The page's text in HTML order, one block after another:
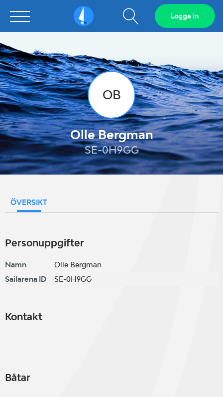
Sailarena Visa
sökfält
Logga in
OB
Olle Bergman
SE-0H9GG
ÖVERSIKT
Personuppgifter
Namn
Olle Bergman
Sailarena ID
SE-0H9GG
Kontakt
Båtar